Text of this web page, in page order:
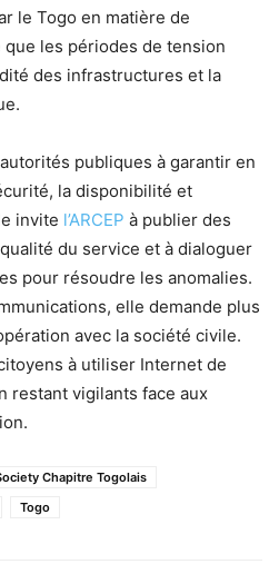
le Togo en matière de
les périodes de tension
des infrastructures et la
publiques à garantir en
la disponibilité et
invite l’ARCEP à publier des
du service et à dialoguer
pour résoudre les anomalies.
elle demande plus
avec la société civile.
à utiliser Internet de
restant vigilants face aux
Chapitre Togolais
Togo